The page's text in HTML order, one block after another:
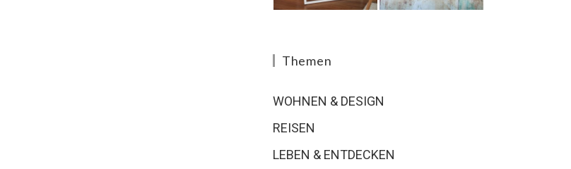
Themen
WOHNEN & DESIGN
REISEN
LEBEN & ENTDECKEN